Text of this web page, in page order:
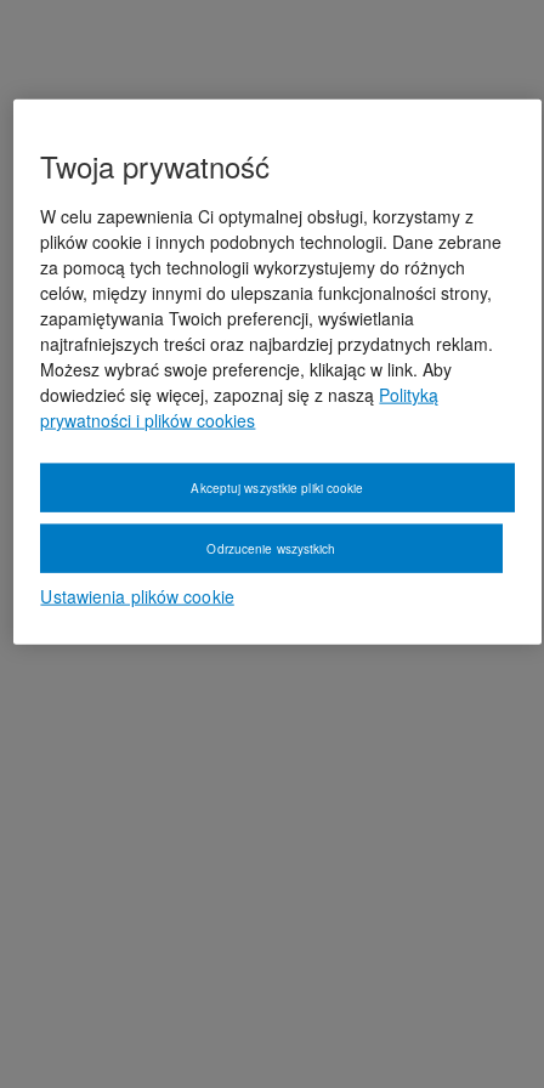
Twoja prywatność
W celu zapewnienia Ci optymalnej obsługi, korzystamy z
plików cookie i innych podobnych technologii. Dane zebrane
za pomocą tych technologii wykorzystujemy do różnych
celów, między innymi do ulepszania funkcjonalności strony,
zapamiętywania Twoich preferencji, wyświetlania
najtrafniejszych treści oraz najbardziej przydatnych reklam.
Możesz wybrać swoje preferencje, klikając w link. Aby
dowiedzieć się więcej, zapoznaj się z naszą Polityką
prywatności i plików cookies
Ustawienia plików cookie
Odrzucenie wszystkich
Akceptuj wszystkie pliki cookie